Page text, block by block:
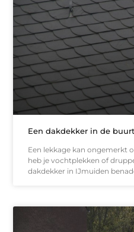
Een dakdekker in de
Een lekkage kan ongemerkt
heb je vochtplekken of
dakdekker in IJmuiden